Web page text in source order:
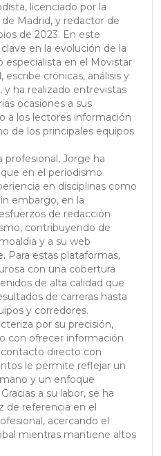
licenciado por la
Madrid, y redactor de
de 2023. En este
en la evolución de la
en el Movistar
crónicas, análisis y
y ha realizado entrevistas
ocasiones a sus
a los lectores información
de los principales equipos
profesional, Jorge ha
en el periodismo
en disciplinas como
embargo, en la
de redacción
contribuyendo de
y a su web
Para estas plataformas,
con una cobertura
de alta calidad que
de carreras hasta
y corredores.
por su precisión,
con ofrecer información
directo con
le permite reflejar un
y un enfoque
a su labor, se ha
de referencia en el
acercando el
mientras mantiene altos